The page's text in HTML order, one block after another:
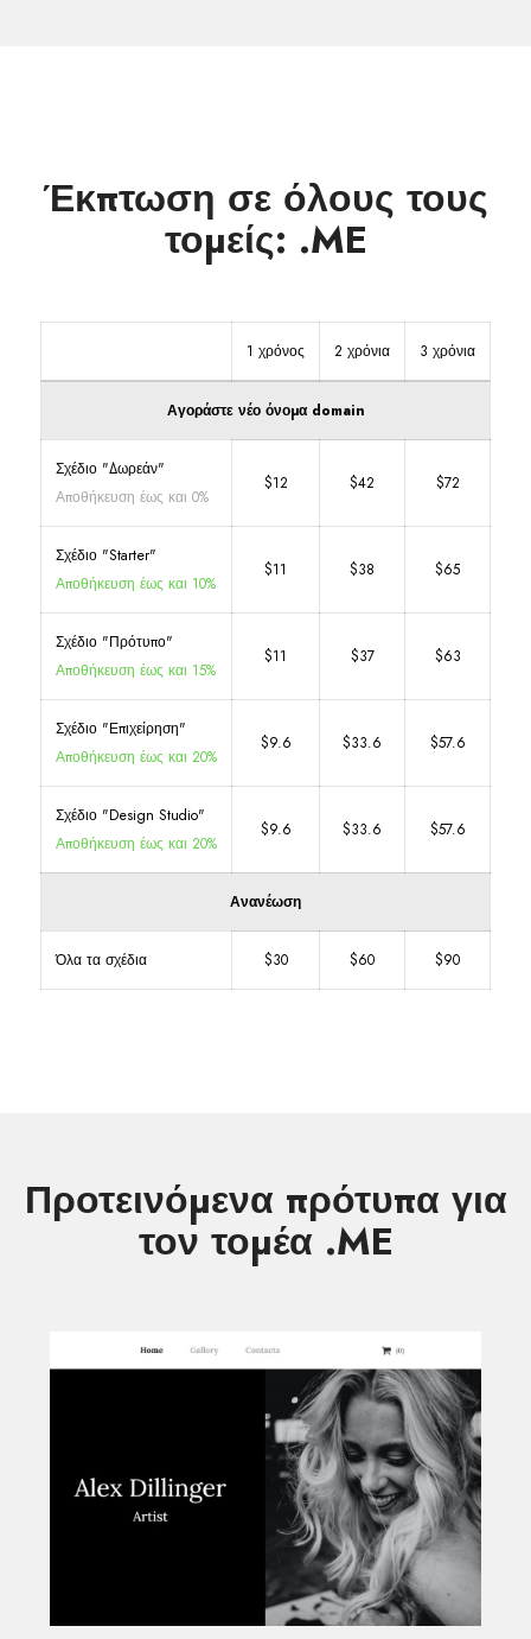
Έκπτωση σε όλους τους
τομείς: .ME
1 χρόνος 2 χρόνια 3 χρόνια
Αγοράστε νέο όνομα domain
Σχέδιο "Δωρεάν"
Αποθήκευση έως και 0%
$12 $42 $72
Σχέδιο "Starter"
Αποθήκευση έως και 10%
$11 $38 $65
Σχέδιο "Πρότυπο"
Αποθήκευση έως και 15%
$11 $37 $63
Σχέδιο "Επιχείρηση"
Αποθήκευση έως και 20%
$9.6 $33.6 $57.6
Σχέδιο "Design Studio"
Αποθήκευση έως και 20%
$9.6 $33.6 $57.6
Ανανέωση
Όλα τα σχέδια $30 $60 $90
Προτεινόμενα πρότυπα για
τον τομέα .ME